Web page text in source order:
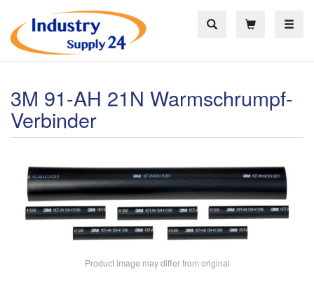
3M 91-AH 21N Warmschrumpf-
Verbinder
Product image may differ from original